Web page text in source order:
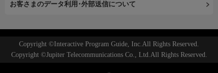
お客さまのデータ利用･外部送信について
Copyright ©Interactive Program Guide, Inc.All Rights Reserved.
Copyright ©Jupiter Telecommunications Co., Ltd.All Rights Reserved.